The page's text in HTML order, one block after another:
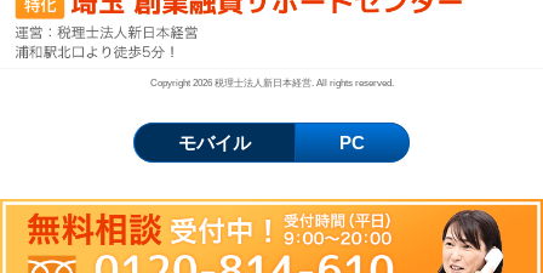
Copyright 2026 税理士法人新日本経営. All rights reserved.
モバイル PC